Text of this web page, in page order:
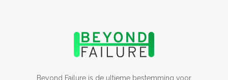
Beyond Failure is de ultieme bestemming voor